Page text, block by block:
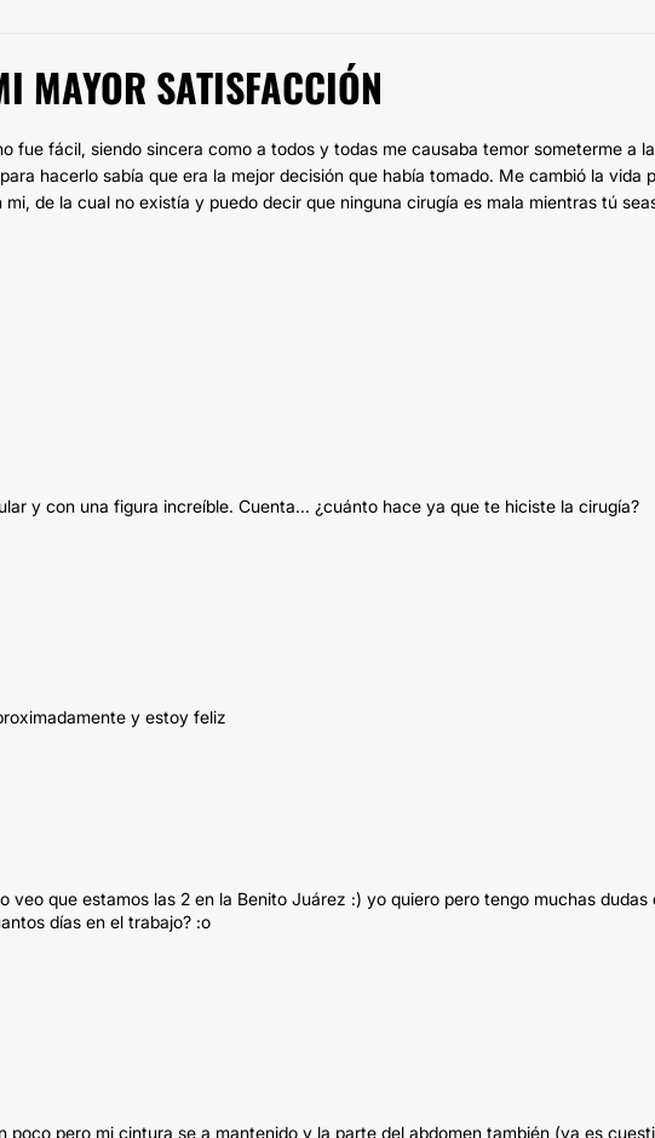
MAYOR SATISFACCIÓN
fue fácil, siendo sincera como a todos y todas me causaba temor someterme a la
hacerlo sabía que era la mejor decisión que había tomado. Me cambió la vida
de la cual no existía y puedo decir que ninguna cirugía es mala mientras tú
y con una figura increíble. Cuenta... ¿cuánto hace ya que te hiciste la cirugía?
y estoy feliz
veo que estamos las 2 en la Benito Juárez :) yo quiero pero tengo muchas dudas
días en el trabajo? :o
poco pero mi cintura se a mantenido y la parte del abdomen también (ya es